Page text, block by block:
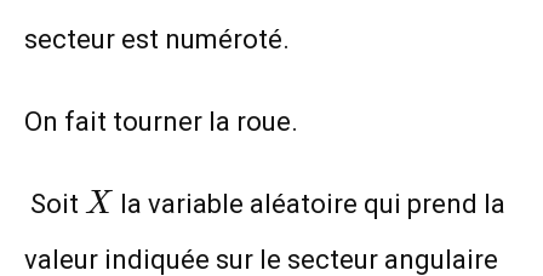
secteur est numéroté.
On fait tourner la roue.
Soit X
X la variable aléatoire qui prend la
valeur indiquée sur le secteur angulaire